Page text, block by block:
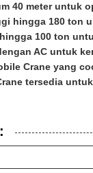
40 meter untuk
hingga 180 ton
100 ton
AC untuk
Crane yang
tersedia